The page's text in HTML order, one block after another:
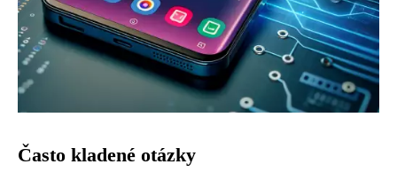
Často kladené otázky